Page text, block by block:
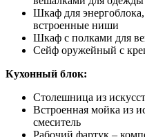
Шкаф для
встроенные ниши
Шкаф с полками для
Сейф оружейный с
Кухонный блок:
Столешница из
Встроенная мойка из
смеситель
Рабочий фартук –